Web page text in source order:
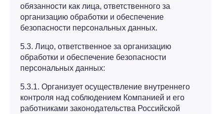
обязанности как лица, ответственного за
организацию обработки и обеспечение
безопасности персональных данных.
5.3. Лицо, ответственное за организацию
обработки и обеспечение безопасности
персональных данных:
5.3.1. Организует осуществление внутреннего
контроля над соблюдением Компанией и его
работниками законодательства Российской